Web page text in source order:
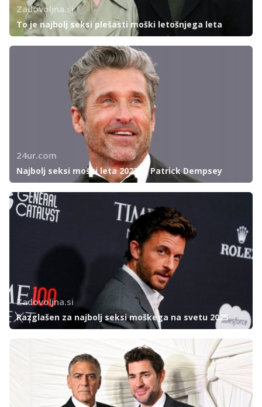
Zadovoljna.si
To je najbolj seksi plešasti moški letošnjega leta
24ur.com
Najbolj seksi moški leta 2023 je Patrick Dempsey
Zadovoljna.si
Razglašen za najbolj seksi moškega na svetu 2025